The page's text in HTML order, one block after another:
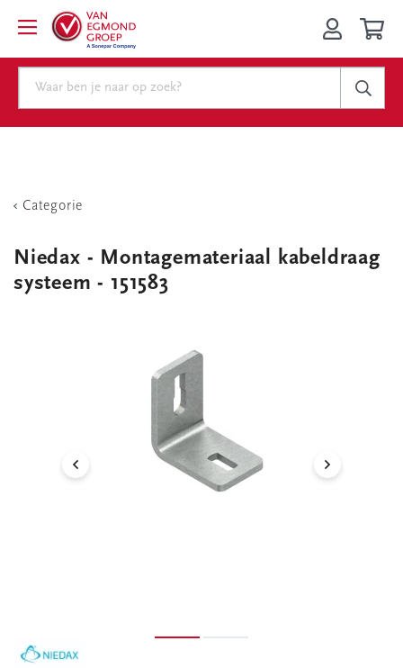
Categorie
Niedax - Montagemateriaal kabeldraag
systeem - 151583